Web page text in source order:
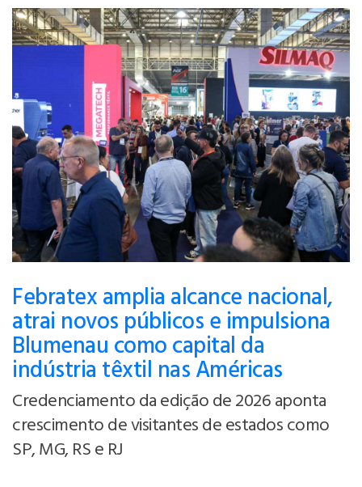
Febratex amplia alcance nacional,
atrai novos públicos e impulsiona
Blumenau como capital da
indústria têxtil nas Américas
Credenciamento da edição de 2026 aponta
crescimento de visitantes de estados como
SP, MG, RS e RJ